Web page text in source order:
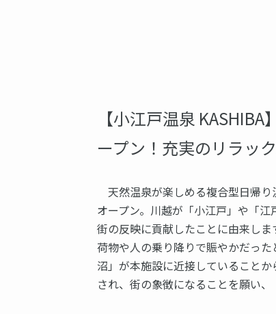
【小江戸温泉
ープン！充実のリラッ
天然温泉が楽しめる複合型日帰り
オープン。川越が「小江戸」や「
街の反映に貢献したことに由来しま
荷物や人の乗り降りで賑やかだっ
沼」が本施設に近接していること
され、街の象徴になることを願い、